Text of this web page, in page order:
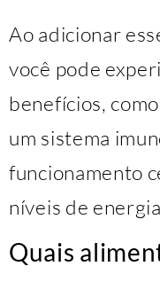
Ao adicionar
você pode
benefícios,
um sistema
funcionamento
níveis de
Quais